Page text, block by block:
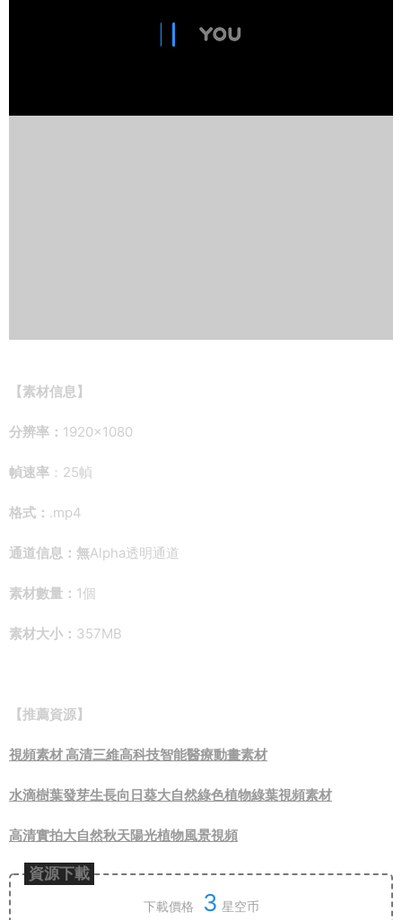
【素材信息】
分辨率： 1920×1080
幀速率 ：25幀
格式： .mp4
通道信息：無Alpha透明通道
素材數量： 1個
素材大小： 357MB
【推薦資源】
視頻素材 高清三維高科技智能醫療動畫素材
水滴樹葉發芽生長向日葵大自然綠色植物綠葉視頻素材
高清實拍大自然秋天陽光植物風景視頻
資源下載
下載價格 3 星空币